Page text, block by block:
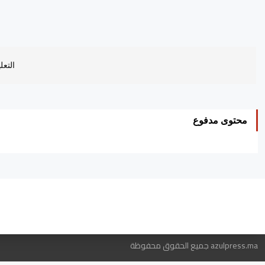
محتوى مدفوع
azulpress.ma جميع الحقوق محفوظة